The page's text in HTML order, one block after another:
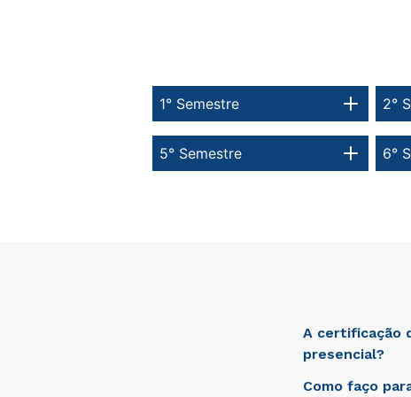
1° Semestre
6°
5° Semestre
2°
A certificação
presencial?
Sed ut
Como faço